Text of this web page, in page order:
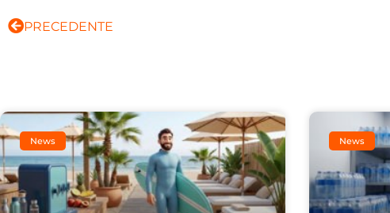
PRECEDENTE
News News